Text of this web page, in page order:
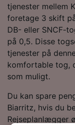
tjenester mellem
foretage 3 skift
DB- eller SNCF-
på 0,5. Disse
tjenester på
komfortable tog,
som muligt.
Du kan spare
Biarritz, hvis du
Rejseplanlægger